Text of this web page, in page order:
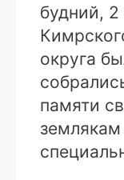
будний,
округа
памяти